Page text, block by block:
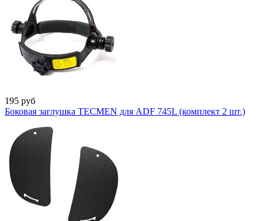
195 руб
Боковая заглушка TECMEN для ADF 745L (комплект 2 шт.)